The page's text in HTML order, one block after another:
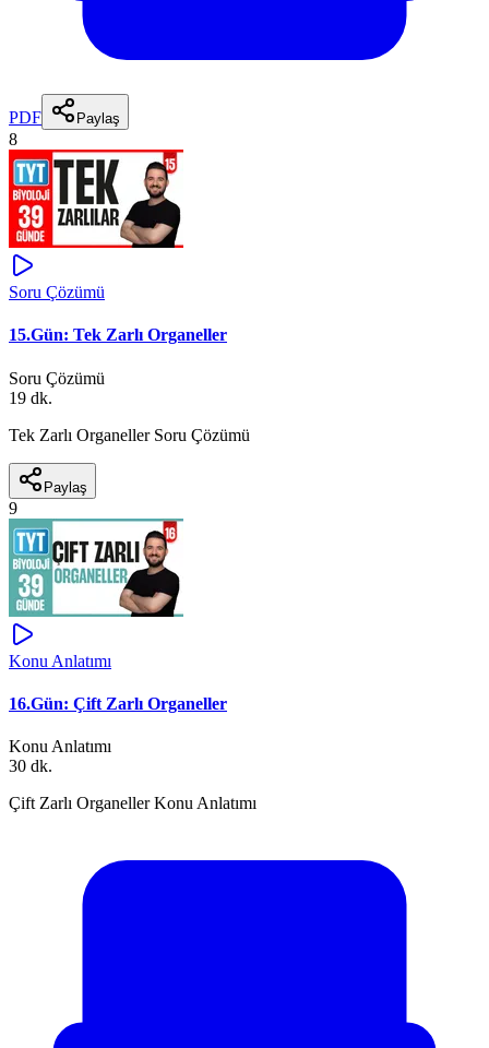
PDF Paylaş
8
Soru Çözümü
15.Gün: Tek Zarlı Organeller
Soru Çözümü
19 dk.
Tek Zarlı Organeller Soru Çözümü
Paylaş
9
Konu Anlatımı
16.Gün: Çift Zarlı Organeller
Konu Anlatımı
30 dk.
Çift Zarlı Organeller Konu Anlatımı